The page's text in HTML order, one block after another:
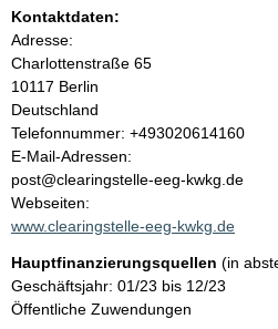
h
a
l
t
Kontaktdaten:
Adresse:
Charlottenstraße 65
10117 Berlin
Deutschland
K
o
n
t
a
t
i
n
Telefonnummer: +493020614160
E-Mail-Adressen:
post@clearingstelle-eeg-kwkg.de
Webseiten:
www.clearingstelle-eeg-kwkg.de
Hauptfinanzierungsquellen (in
Geschäftsjahr: 01/23 bis 12/23
Öffentliche Zuwendungen